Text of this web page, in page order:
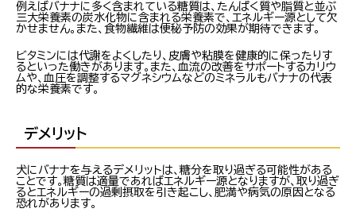
例えばバナナに多く含まれている糖質は、たんぱく質や脂質と並ぶ
三大栄養素の炭水化物に含まれる栄養素で、エネルギー源として欠
かせません。また、食物繊維は便秘予防の効果が期待できます。
ビタミンには代謝をよくしたり、皮膚や粘膜を健康的に保ったりす
るといった働きがあります。また、血流の改善をサポートするカリウ
ムや、血圧を調整するマグネシウムなどのミネラルもバナナの代表
的な栄養素です。
デメリット
犬にバナナを与えるデメリットは、糖分を取り過ぎる可能性がある
ことです。糖質は適量であればエネルギー源となりますが、取り過ぎ
るとエネルギーの過剰摂取を引き起こし、肥満や病気の原因となる
恐れがあります。